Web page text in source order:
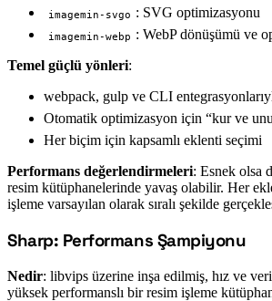
imagemin-svgo : SVG optimizasyonu
imagemin-webp : WebP dönüşümü ve
Temel güçlü yönleri:
webpack, gulp ve CLI
Otomatik optimizasyon için “kur ve
Her biçim için kapsamlı eklenti seçimi
Performans değerlendirmeleri: Esnek olsa
resim kütüphanelerinde yavaş olabilir. Her
işleme varsayılan olarak sıralı şekilde
#
Sharp: Performans Şampiyonu
Nedir: libvips üzerine inşa edilmiş, hız ve
yüksek performanslı bir resim işleme